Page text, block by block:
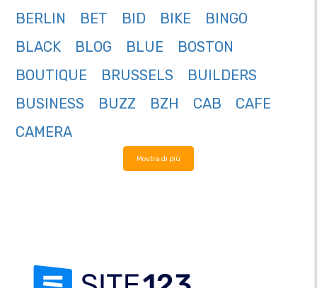
BERLIN
BET BID BIKE
BINGO
BLACK
BLOG BLUE
BOSTON
BOUTIQUE
BRUSSELS
BUILDERS
BUSINESS
BUZZ BZH CAB
CAFE
CAMERA
Mostra di più